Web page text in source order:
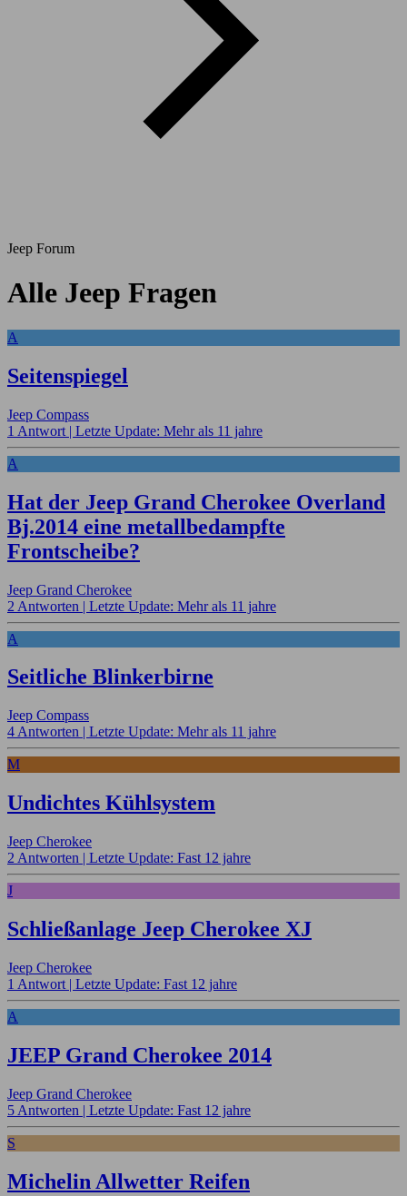
Jeep Forum
Alle Jeep Fragen
A
Seitenspiegel
Jeep Compass
1 Antwort | Letzte Update: Mehr als 11 jahre
A
Hat der Jeep Grand Cherokee Overland
Bj.2014 eine metallbedampfte
Frontscheibe?
Jeep Grand Cherokee
2 Antworten | Letzte Update: Mehr als 11 jahre
A
Seitliche Blinkerbirne
Jeep Compass
4 Antworten | Letzte Update: Mehr als 11 jahre
M
Undichtes Kühlsystem
Jeep Cherokee
2 Antworten | Letzte Update: Fast 12 jahre
J
Schließanlage Jeep Cherokee XJ
Jeep Cherokee
1 Antwort | Letzte Update: Fast 12 jahre
A
JEEP Grand Cherokee 2014
Jeep Grand Cherokee
5 Antworten | Letzte Update: Fast 12 jahre
S
Michelin Allwetter Reifen